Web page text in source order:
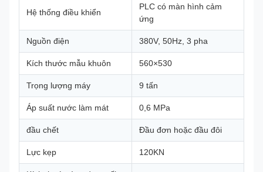
Hệ thống điều khiển
PLC có màn hình cảm
ứng
Nguồn điện 380V, 50Hz, 3 pha
Kích thước mẫu khuôn 560×530
Trọng lượng máy 9 tấn
Áp suất nước làm mát 0,6 MPa
đầu chết Đầu đơn hoặc đầu đôi
Lực kẹp 120KN